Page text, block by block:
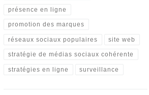
présence en ligne
promotion des marques
réseaux sociaux populaires site web
stratégie de médias sociaux cohérente
stratégies en ligne surveillance